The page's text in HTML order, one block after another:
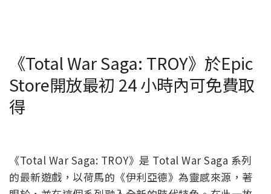
《Total War Saga: TROY》於Epic
Store開放最初 24 小時內可免費取
得
《Total War Saga: TROY》是 Total War Saga 系列
的最新遊戲，以荷馬的《伊利亞德》為靈感來源，著